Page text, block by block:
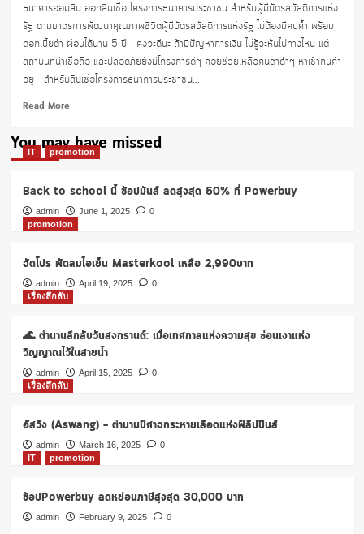
ธนาคารออมสิน ออกสินเชื่อ โครงการธนาคารประชาชน สำหรับผู้มีบัตรสวัสดิการแห่ง
รัฐ ตามมาตรการพัฒนาคุณภาพชีวิตผู้มีบัตรสวัสดิการแห่งรัฐ ไม่ต้องมีคนค้ำ พร้อม
ดอกเบี้ยต่ำ ผ่อนได้นาน 5 ปี คงจะดีนะ ถ้ามีปัญหาการเงิน ไม่รู้จะหันไปทางไหน แต่
สถาบันที่น่าเชื่อถือ และปลอดภัยยังมีโครงการดีๆ คอยช่วยเหลือคนตาดำๆ หาเช้ากินค่ำ
อยู่ สำหรับสินเชื่อโครงการธนาคารประชาชน...
Read MoreRead
about
ธนาคาร
เงิน
กู้
50,000
มี
บัตร
แห่ง
รัฐ
You may have missed
IT promotion
Back to school นี้ ช้อปมันส์ ลดสูงสุด 50% ที่ Powerbuy
admin June 1, 2025
0
promotion
จัดโปร พัดลมไอเย็น Masterkool เหลือ 2,990บาท
admin April 19, 2025
0
เรื่องลึกลับ
🌊 ตำนานลึกลับวันสงกรานต์: เมื่อเทศกาลแห่งความสุข ซ่อนเงาแห่ง
วิญญาณไว้ในสายน้ำ
admin April 15, 2025
0
เรื่องลึกลับ
อัสวัง (Aswang) – ตำนานปีศาจกระหายเลือดแห่งฟิลิปปินส์
admin March 16, 2025
0
IT
promotion
ช้อปPowerbuy ลดหย่อนภาษีสูงสุด 30,000 บาท
admin February 9, 2025 0